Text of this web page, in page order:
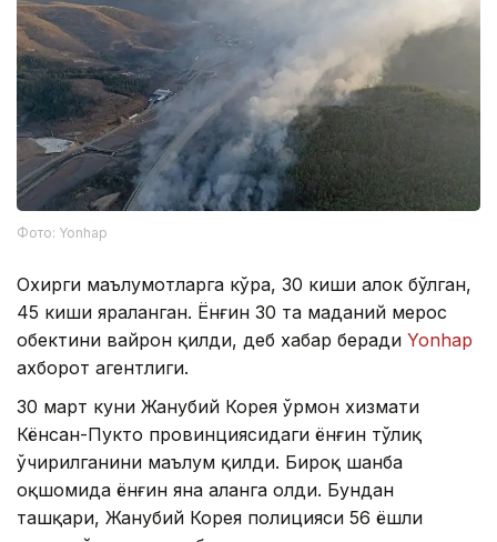
Фото: Yonhap
Охирги маълумотларга кўра, 30 киши ҳалок бўлган,
45 киши яраланган. Ёнғин 30 та маданий мерос
обектини вайрон қилди, деб хабар беради Yonhap
ахборот агентлиги.
30 март куни Жанубий Корея ўрмон хизмати
Кёнсан-Пукто провинциясидаги ёнғин тўлиқ
ўчирилганини маълум қилди. Бироқ шанба
оқшомида ёнғин яна аланга олди. Бундан
ташқари, Жанубий Корея полицияси 56 ёшли